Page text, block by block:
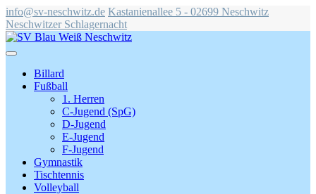
info@sv-neschwitz.de Kastanienallee 5 - 02699 Neschwitz
Neschwitzer Schlagernacht
Billard
Fußball
1. Herren
C-Jugend (SpG)
D-Jugend
E-Jugend
F-Jugend
Gymnastik
Tischtennis
Volleyball